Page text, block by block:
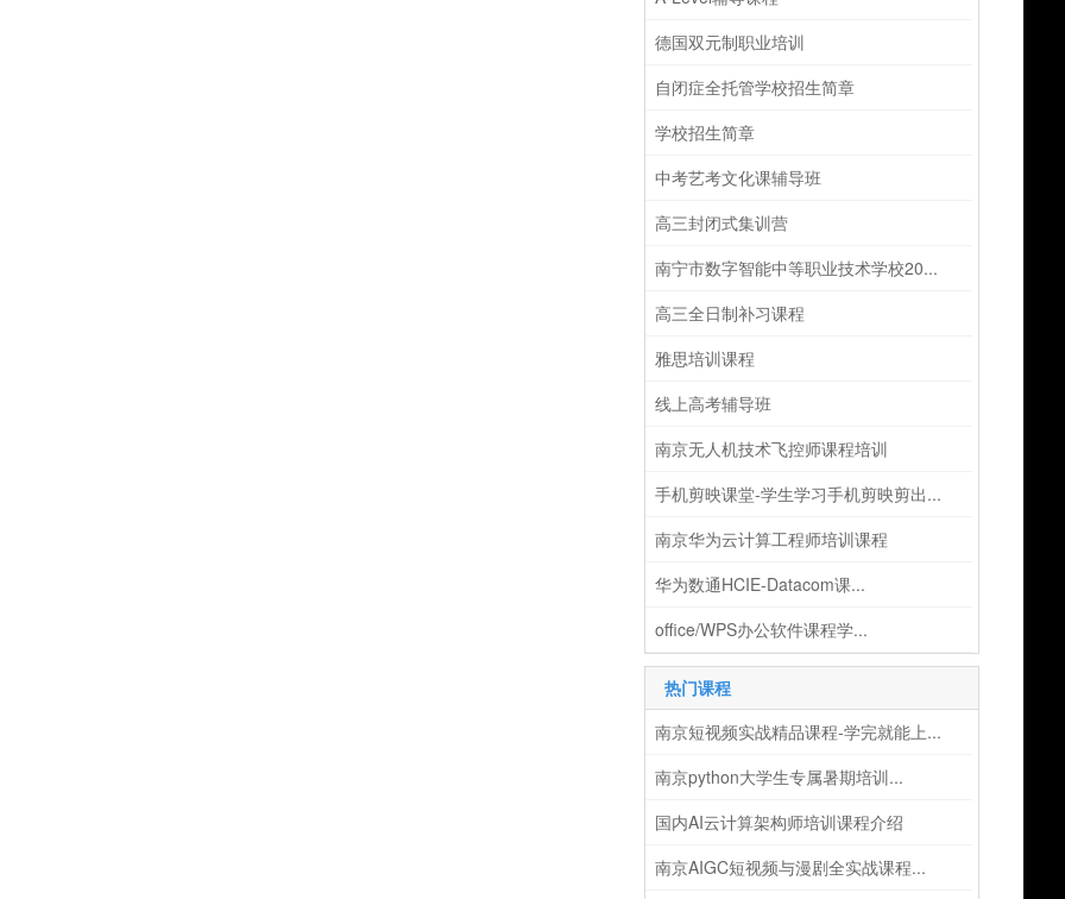
德国双元制职业培训
自闭症全托管学校招生简章
学校招生简章
中考艺考文化课辅导班
高三封闭式集训营
南宁市数字智能中等职业技术学校20...
高三全日制补习课程
雅思培训课程
线上高考辅导班
南京无人机技术飞控师课程培训
手机剪映课堂-学生学习手机剪映剪出...
南京华为云计算工程师培训课程
华为数通HCIE-Datacom课...
office/WPS办公软件课程学...
热门课程
南京短视频实战精品课程-学完就能上...
南京python大学生专属暑期培训...
国内AI云计算架构师培训课程介绍
南京AIGC短视频与漫剧全实战课程...